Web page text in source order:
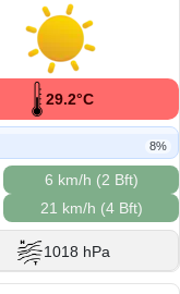
29.2°C
8%
6 km/h (2 Bft)
21 km/h (4 Bft)
1018 hPa